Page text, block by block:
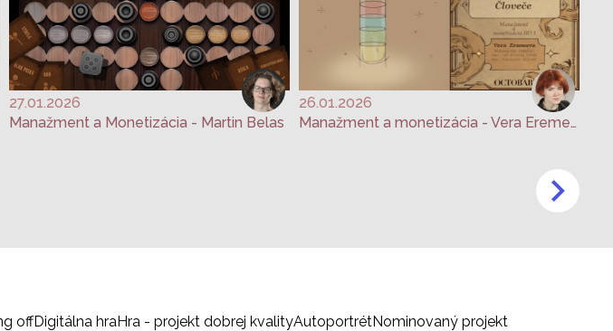
27.01.2026
Manažment a Monetizácia - Martin Belas
26.01.2026
Manažment a monetizácia - Vera Eremeeva
offDigitálna hraHra - projekt dobrej kvalityAutoportrétNominovaný projekt